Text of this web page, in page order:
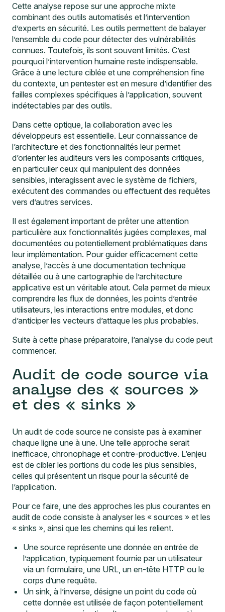
Cette analyse repose sur une approche mixte
combinant des outils automatisés et l’intervention
d’experts en sécurité. Les outils permettent de balayer
l’ensemble du code pour détecter des vulnérabilités
connues. Toutefois, ils sont souvent limités. C’est
pourquoi l’intervention humaine reste indispensable.
Grâce à une lecture ciblée et une compréhension fine
du contexte, un pentester est en mesure d’identifier des
failles complexes spécifiques à l’application, souvent
indétectables par des outils.
Dans cette optique, la collaboration avec les
développeurs est essentielle. Leur connaissance de
l’architecture et des fonctionnalités leur permet
d’orienter les auditeurs vers les composants critiques,
en particulier ceux qui manipulent des données
sensibles, interagissent avec le système de fichiers,
exécutent des commandes ou effectuent des requêtes
vers d’autres services.
Il est également important de prêter une attention
particulière aux fonctionnalités jugées complexes, mal
documentées ou potentiellement problématiques dans
leur implémentation. Pour guider efficacement cette
analyse, l’accès à une documentation technique
détaillée ou à une cartographie de l’architecture
applicative est un véritable atout. Cela permet de mieux
comprendre les flux de données, les points d’entrée
utilisateurs, les interactions entre modules, et donc
d’anticiper les vecteurs d’attaque les plus probables.
Suite à cette phase préparatoire, l’analyse du code peut
commencer.
Audit de code source via
analyse des « sources »
et des « sinks »
Un audit de code source ne consiste pas à examiner
chaque ligne une à une. Une telle approche serait
inefficace, chronophage et contre-productive. L’enjeu
est de cibler les portions du code les plus sensibles,
celles qui présentent un risque pour la sécurité de
l’application.
Pour ce faire, une des approches les plus courantes en
audit de code consiste à analyser les « sources » et les
« sinks », ainsi que les chemins qui les relient.
Une source représente une donnée en entrée de
l’application, typiquement fournie par un utilisateur
via un formulaire, une URL, un en-tête HTTP ou le
corps d’une requête.
Un sink, à l’inverse, désigne un point du code où
cette donnée est utilisée de façon potentiellement